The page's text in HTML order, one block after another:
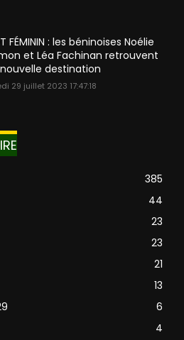
FÉMININ : les béninoises Noélie
et Léa Fachinan retrouvent
destination
29 juillet 2023 17:47:18
385
44
23
23
21
13
6
4